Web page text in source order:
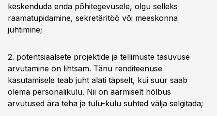
keskenduda enda põhitegevusele, olgu selleks
raamatupidamine, sekretäritöö või meeskonna
juhtimine;
2. potentsiaalsete projektide ja tellimuste tasuvuse
arvutamine on lihtsam. Tänu renditeenuse
kasutamisele teab juht alati täpselt, kui suur saab
olema personalikulu. Nii on äärmiselt hõlbus
arvutused ära teha ja tulu-kulu suhted välja selgitada;